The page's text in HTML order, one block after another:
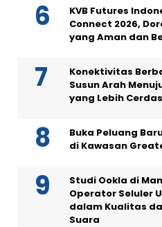
KVB Futures
Connect 2026,
yang Aman dan
Konektivitas
Susun Arah
yang Lebih Cerdas
Buka Peluang
di Kawasan
Studi Ookla di
Operator Seluler
dalam Kualitas
Suara